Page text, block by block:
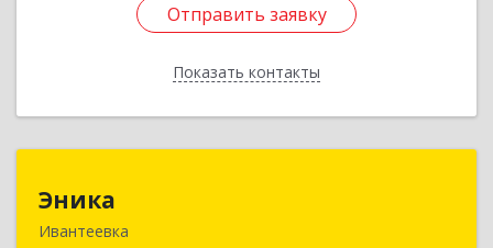
Отправить заявку
Показать контакты
Отправить заявку
Назад
Эника
Ивантеевка141280, Московская обл, г.о. Пушкинский,